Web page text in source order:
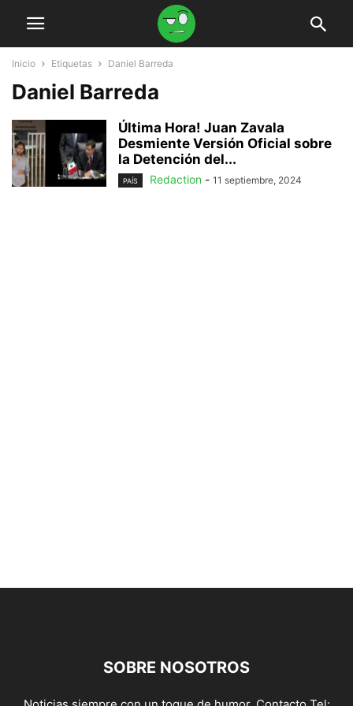
Inicio Etiquetas Daniel Barreda
Daniel Barreda
Última Hora! Juan Zavala
Desmiente Versión Oficial sobre
la Detención del...
PAÍS Redaction - 11 septiembre, 2024
SOBRE NOSOTROS